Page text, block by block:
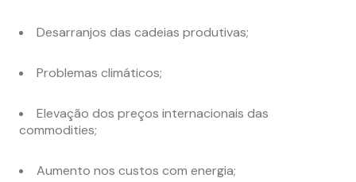
Desarranjos das cadeias produtivas;
Problemas climáticos;
Elevação dos preços internacionais das
commodities;
Aumento nos custos com energia;